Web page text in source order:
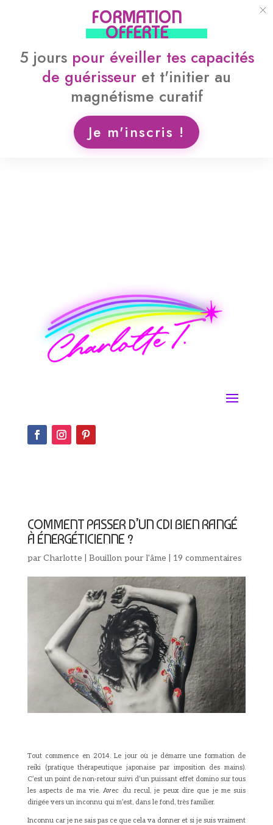
COMMENT PASSER D’UN CDI BIEN RANGÉ
À ÉNERGÉTICIENNE ?
par Charlotte Bouillon pour l'âme 19 commentaires
Tout commence en 2014. Le jour où je démarre une formation de
reiki (pratique thérapeutique japonaise par imposition des mains).
C’est un point de non-retour suivi d’un puissant effet domino sur tous
les aspects de ma vie. Avec du recul, je peux dire que je me suis
dirigée vers un inconnu qui m’est, dans le fond, très familier.
Inconnu car je ne sais pas ce que cela va donner et si je suis vraiment
FORMATION
OFFERTE
5 jours pour éveiller tes capacités
de guérisseur et t'initier au
magnétisme curatif
Je m'inscris !